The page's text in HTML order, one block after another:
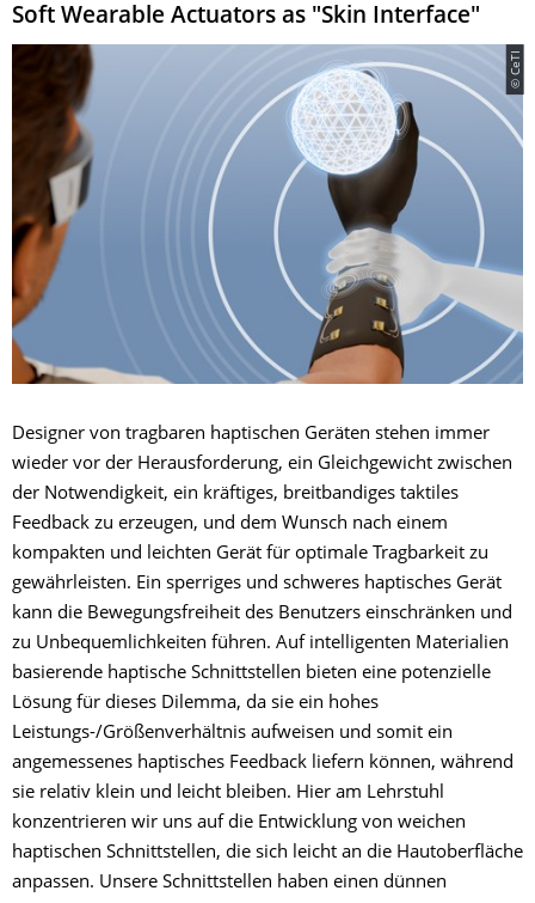
Soft Wearable Actuators as "Skin Interface"
© CeTI
Designer von tragbaren haptischen Geräten stehen immer
wieder vor der Herausforderung, ein Gleichgewicht zwischen
der Notwendigkeit, ein kräftiges, breitbandiges taktiles
Feedback zu erzeugen, und dem Wunsch nach einem
kompakten und leichten Gerät für optimale Tragbarkeit zu
gewährleisten. Ein sperriges und schweres haptisches Gerät
kann die Bewegungsfreiheit des Benutzers einschränken und
zu Unbequemlichkeiten führen. Auf intelligenten Materialien
basierende haptische Schnittstellen bieten eine potenzielle
Lösung für dieses Dilemma, da sie ein hohes
Leistungs-/Größenverhältnis aufweisen und somit ein
angemessenes haptisches Feedback liefern können, während
sie relativ klein und leicht bleiben. Hier am Lehrstuhl
konzentrieren wir uns auf die Entwicklung von weichen
haptischen Schnittstellen, die sich leicht an die Hautoberfläche
anpassen. Unsere Schnittstellen haben einen dünnen